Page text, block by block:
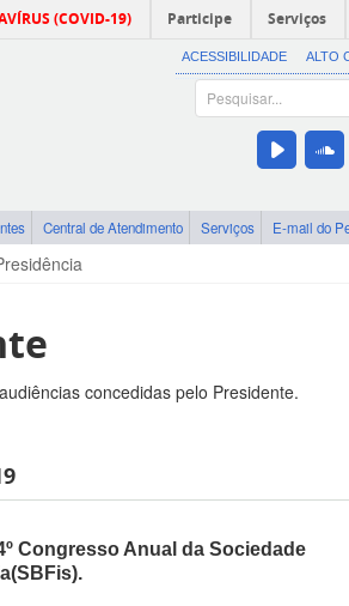
(COVID-19) Participe Serviços
ACESSIBILIDADE ALTO
Central de Atendimento Serviços E-mail do
concedidas pelo Presidente.
Congresso Anual da Sociedade